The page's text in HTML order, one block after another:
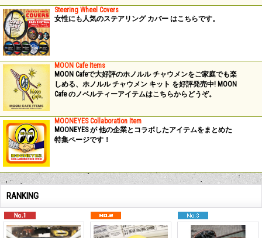
Steering Wheel Covers
女性にも人気のステアリング カバー はこちらです。
MOON Cafe Items
MOON Cafeで大好評のホノルル チャウメンをご家庭でも楽
しめる、ホノルル チャウメン キット を好評発売中! MOON
Cafe のノベルティーアイテムはこちらからどうぞ。
MOONEYES Collaboration Item
MOONEYES が 他の企業とコラボしたアイテムをまとめた
特集ページです！
RANKING